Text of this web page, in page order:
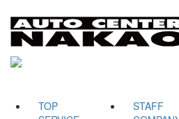
TOP STAFF